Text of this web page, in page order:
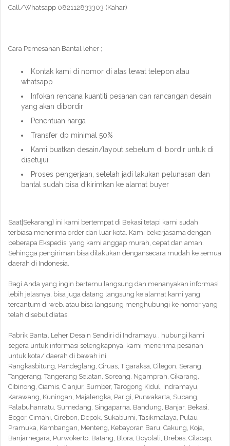
Call/Whatsapp 082112833303 (Kahar)
Cara Pemesanan Bantal leher ;
Kontak kami di nomor di atas lewat telepon atau
whatsapp
Infokan rencana kuantiti pesanan dan rancangan desain
yang akan dibordir
Penentuan harga
Transfer dp minimal 50%
Kami buatkan desain/layout sebelum di bordir untuk di
disetujui
Proses pengerjaan, setelah jadi lakukan pelunasan dan
bantal sudah bisa dikirimkan ke alamat buyer
Saat|Sekarang} ini kami bertempat di Bekasi tetapi kami sudah
terbiasa menerima order dari luar kota. Kami bekerjasama dengan
beberapa Ekspedisi yang kami anggap murah, cepat dan aman.
Sehingga pengiriman bisa dilakukan dengansecara mudah ke semua
daerah di Indonesia.
Bagi Anda yang ingin bertemu langsung dan menanyakan informasi
lebih jelasnya, bisa juga datang langsung ke alamat kami yang
tercantum di web. atau bisa langsung menghubungi ke nomor yang
telah disebut diatas.
Pabrik Bantal Leher Desain Sendiri di Indramayu , hubungi kami
segera untuk informasi selengkapnya. kami menerima pesanan
untuk kota/ daerah di bawah ini
Rangkasbitung, Pandeglang, Ciruas, Tigaraksa, Cilegon, Serang,
Tangerang, Tangerang Selatan, Soreang, Ngamprah, Cikarang,
Cibinong, Ciamis, Cianjur, Sumber, Tarogong Kidul, Indramayu,
Karawang, Kuningan, Majalengka, Parigi, Purwakarta, Subang,
Palabuhanratu, Sumedang, Singaparna, Bandung, Banjar, Bekasi,
Bogor, Cimahi, Cirebon, Depok, Sukabumi, Tasikmalaya, Pulau
Pramuka, Kembangan, Menteng, Kebayoran Baru, Cakung, Koja,
Banjarnegara, Purwokerto, Batang, Blora, Boyolali, Brebes, Cilacap,